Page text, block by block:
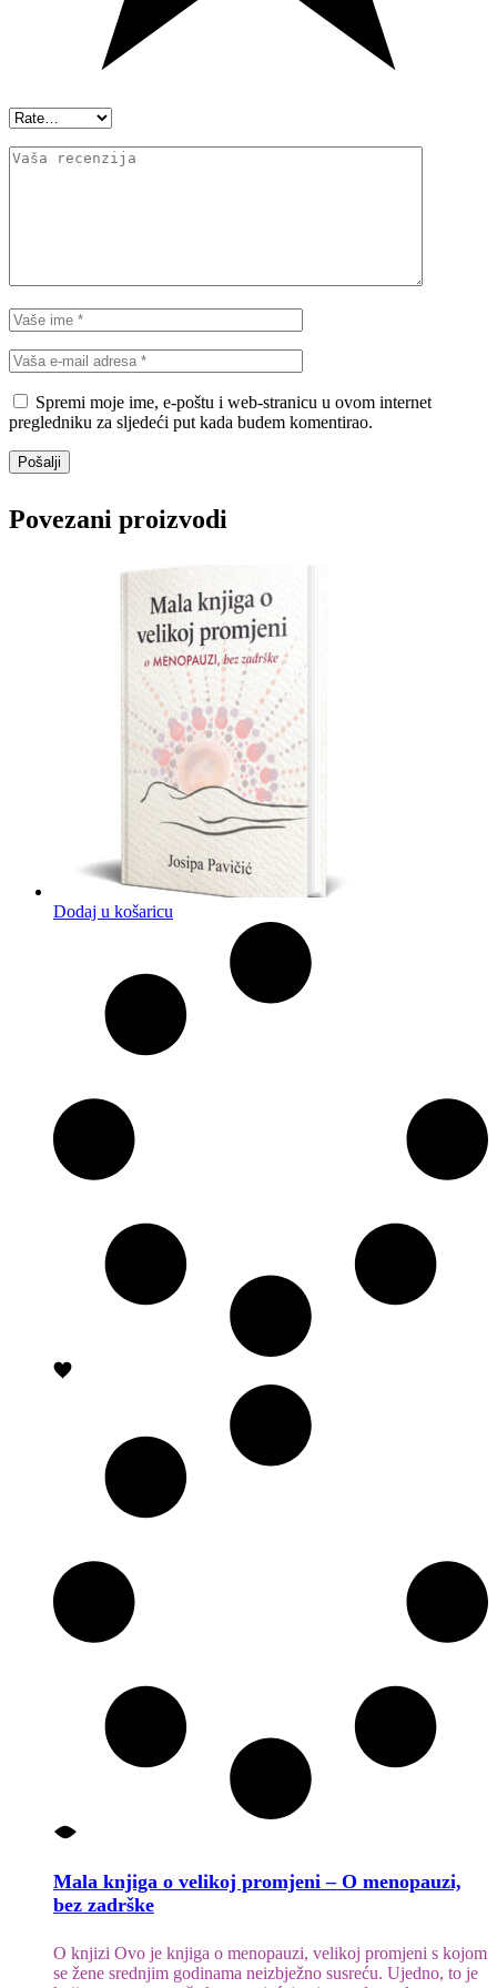
Spremi moje ime, e-poštu i web-stranicu u ovom internet
pregledniku za sljedeći put kada budem komentirao.
Pošalji
Povezani proizvodi
Dodaj u košaricu
Mala knjiga o velikoj promjeni – O menopauzi,
bez zadrške
O knjizi Ovo je knjiga o menopauzi, velikoj promjeni s kojom
se žene srednjim godinama neizbježno susreću. Ujedno, to je